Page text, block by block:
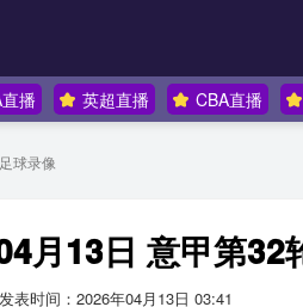
播 英超直播 CBA直播
足球录像
月13日 意甲第
发表时间：2026年04月13日 03:41